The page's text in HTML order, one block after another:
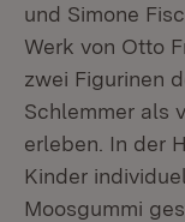
und Simone
Werk von Otto
zwei Figurinen
Schlemmer als
erleben. In der
Kinder
Moosgummi